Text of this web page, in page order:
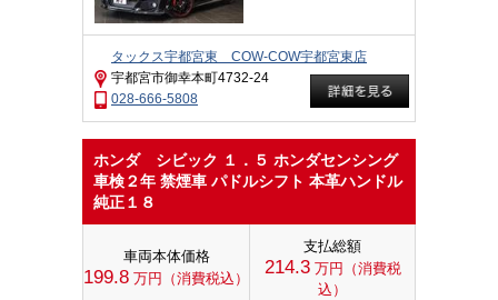
タックス宇都宮東 COW-COW宇都宮東店
宇都宮市御幸本町4732-24
028-666-5808
ホンダ シビック １．５ ホンダセンシング
車検２年 禁煙車 パドルシフト 本革ハンドル
純正１８
車両本体価格
199.8 万円（消費税込）
支払総額
214.3万円（消費税
込）